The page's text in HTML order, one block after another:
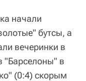
начали
бутсы, а
вечеринки в
"Барселоны" в
(0:4) скорым